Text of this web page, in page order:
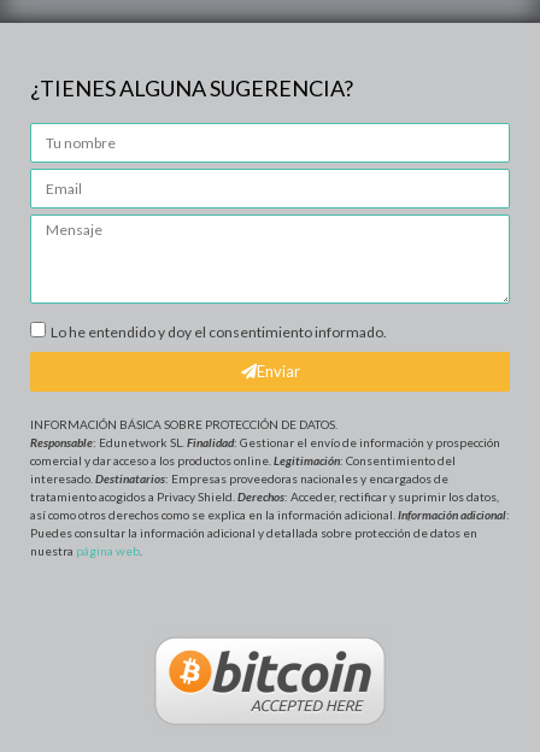
¿TIENES ALGUNA SUGERENCIA?
Lo he entendido y doy el consentimiento informado.
Enviar
INFORMACIÓN BÁSICA SOBRE PROTECCIÓN DE DATOS
Responsable: Edunetwork SL. Finalidad: Gestionar el envío de información y prospección
comercial y dar acceso a los productos online. Legitimación: Consentimiento del
interesado. Destinatarios: Empresas proveedoras nacionales y encargados de
tratamiento acogidos a Privacy Shield. Derechos: Acceder, rectificar y suprimir los datos,
así como otros derechos como se explica en la información adicional. Información adicional:
Puedes consultar la información adicional y detallada sobre protección de datos en
nuestra página web